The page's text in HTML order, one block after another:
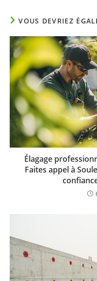
VOUS DEVRIEZ
Élagage
Faites appel à